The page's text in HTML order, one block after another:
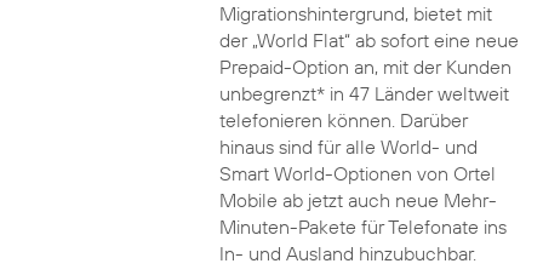
Migrationshintergrund, bietet mit
der „World Flat“ ab sofort eine neue
Prepaid-Option an, mit der Kunden
unbegrenzt* in 47 Länder weltweit
telefonieren können. Darüber
hinaus sind für alle World- und
Smart World-Optionen von Ortel
Mobile ab jetzt auch neue Mehr-
Minuten-Pakete für Telefonate ins
In- und Ausland hinzubuchbar.